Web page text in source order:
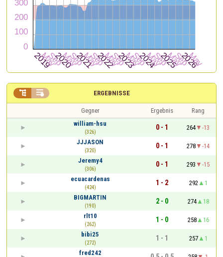
ERGEBNISSE
 
Gegner Ergebnis
Rang
william-hsu
(326)
0 - 1 264
-13
JJJASON
(320)
0 - 1 278
-14
Jeremy4
(306)
0 - 1 293
-15
ecuacardenas
(424)
1 - 2 292
1
BIGMARTIN
(190)
2 - 0 274
18
rlt10
(262)
1 - 0 258
16
bibi25
(272)
1 - 1 257
1
fred242